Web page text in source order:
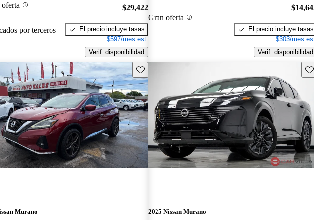
por terceros
$29,422
El precio incluye tasas
$597/mes est.
Verif. disponibilidad
Gran oferta
El precio incluye tasas
$303/mes
Verif. disponibilidad
Aviso Guarda este Aviso
Murano 2025 Nissan Murano